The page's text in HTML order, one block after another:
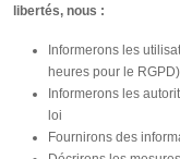
libertés, nous :
Informerons les
heures pour le RGPD)
Informerons les
loi
Fournirons des